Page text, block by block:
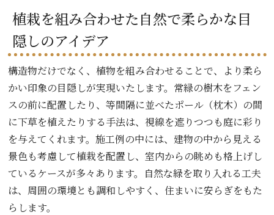
植栽を組み合わせた自然で柔らかな目
隠しのアイデア
構造物だけでなく、植物を組み合わせることで、より柔ら
かい印象の目隠しが実現いたします。常緑の樹木をフェン
スの前に配置したり、等間隔に並べたポール（枕木）の間
に下草を植えたりする手法は、視線を遮りつつも庭に彩り
を与えてくれます。施工例の中には、建物の中から見える
景色も考慮して植栽を配置し、室内からの眺めも格上げし
ているケースが多々あります。自然な緑を取り入れる工夫
は、周囲の環境とも調和しやすく、住まいに安らぎをもた
らします。